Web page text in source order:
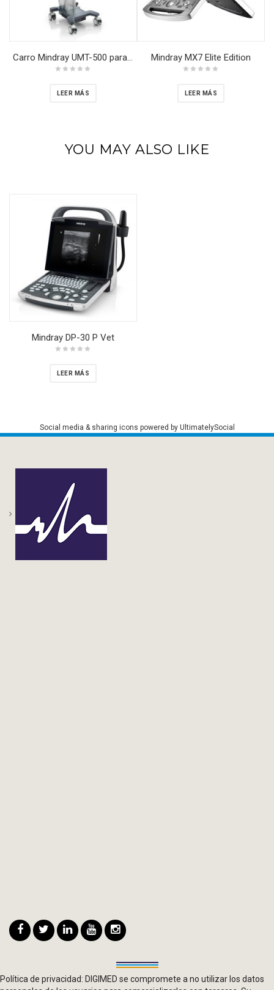
Carro Mindray UMT-500 para Mindray M9
LEER MÁS
Mindray MX7 Elite Edition
LEER MÁS
YOU MAY ALSO LIKE
Mindray DP-30 P Vet
LEER MÁS
Social media & sharing icons powered by UltimatelySocial
Política de privacidad: DIGIMED se compromete a no utilizar los datos